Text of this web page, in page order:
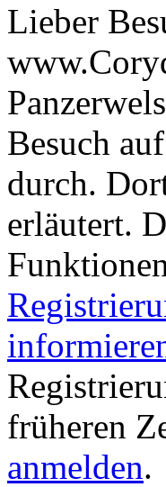
Lieber
Besuch
durch.
erläutert.
früheren
anmelden.